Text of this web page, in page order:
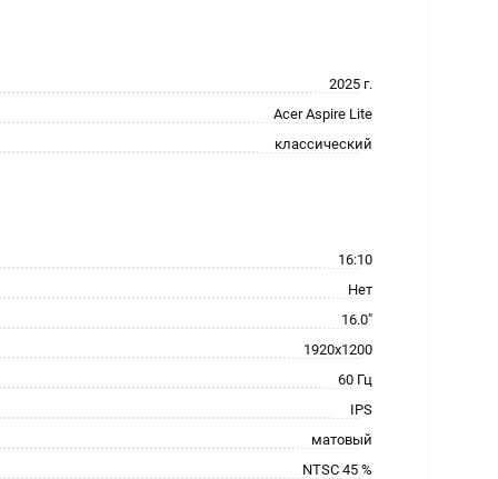
2025 г.
Acer Aspire Lite
классический
16:10
Нет
16.0"
1920x1200
60 Гц
IPS
матовый
NTSC 45 %